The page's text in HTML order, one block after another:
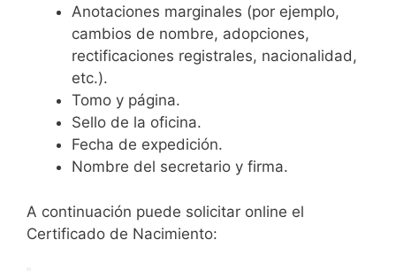
Anotaciones marginales (por ejemplo,
cambios de nombre, adopciones,
rectificaciones registrales, nacionalidad,
etc.).
Tomo y página.
Sello de la oficina.
Fecha de expedición.
Nombre del secretario y firma.
A continuación puede solicitar online el
Certificado de Nacimiento: